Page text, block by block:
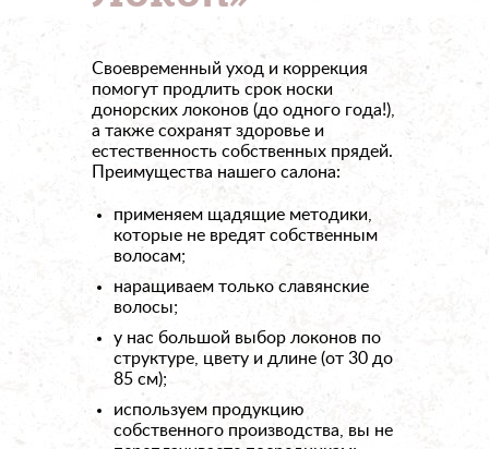
Своевременный уход и коррекция
помогут продлить срок носки
донорских локонов (до одного года!),
а также сохранят здоровье и
естественность собственных прядей.
Преимущества нашего салона:
применяем щадящие методики,
которые не вредят собственным
волосам;
наращиваем только славянские
волосы;
у нас большой выбор локонов по
структуре, цвету и длине (от 30 до
85 см);
используем продукцию
собственного производства, вы не